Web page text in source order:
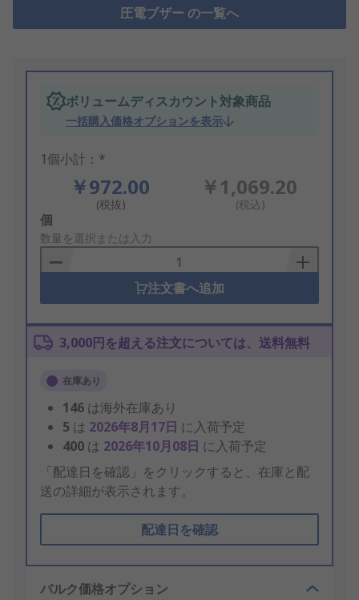
圧電ブザー の一覧へ
ボリュームディスカウント対象商品
一括購入価格オプションを表示
1個小計：*
￥972.00
(税抜)
￥1,069.20
(税込)
Add
to
Basket
個
数量を選択または入力
注文書へ追加
3,000円を超える注文については、送料無料
在庫あり
146 は海外在庫あり
5 は 2026年8月17日 に入荷予定
400 は 2026年10月08日 に入荷予定
「配達日を確認」をクリックすると、在庫と配
送の詳細が表示されます。
配達日を確認
バルク価格オプション